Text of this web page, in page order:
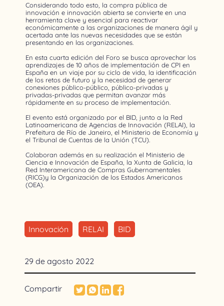
Considerando todo esto, la compra pública de
innovación e innovación abierta se convierte en una
herramienta clave y esencial para reactivar
económicamente a las organizaciones de manera ágil y
acertada ante las nuevas necesidades que se están
presentando en las organizaciones.
En esta cuarta edición del Foro se busca aprovechar los
aprendizajes de 10 años de implementación de CPI en
España en un viaje por su ciclo de vida, la identificación
de los retos de futuro y la necesidad de generar
conexiones público-público, público-privadas y
privadas-privadas que permitan avanzar más
rápidamente en su proceso de implementación.
El evento está organizado por el BID, junto a la Red
Latinoamericana de Agencias de Innovación (RELAI), la
Prefeitura de Río de Janeiro, el Ministerio de Economía y
el Tribunal de Cuentas de la Unión (TCU).
Colaboran además en su realización el Ministerio de
Ciencia e Innovación de España, la Xunta de Galicia, la
Red Interamericana de Compras Gubernamentales
(RICG)y la Organización de los Estados Americanos
(OEA).
Innovación RELAI BID
29 de agosto 2022
Compartir